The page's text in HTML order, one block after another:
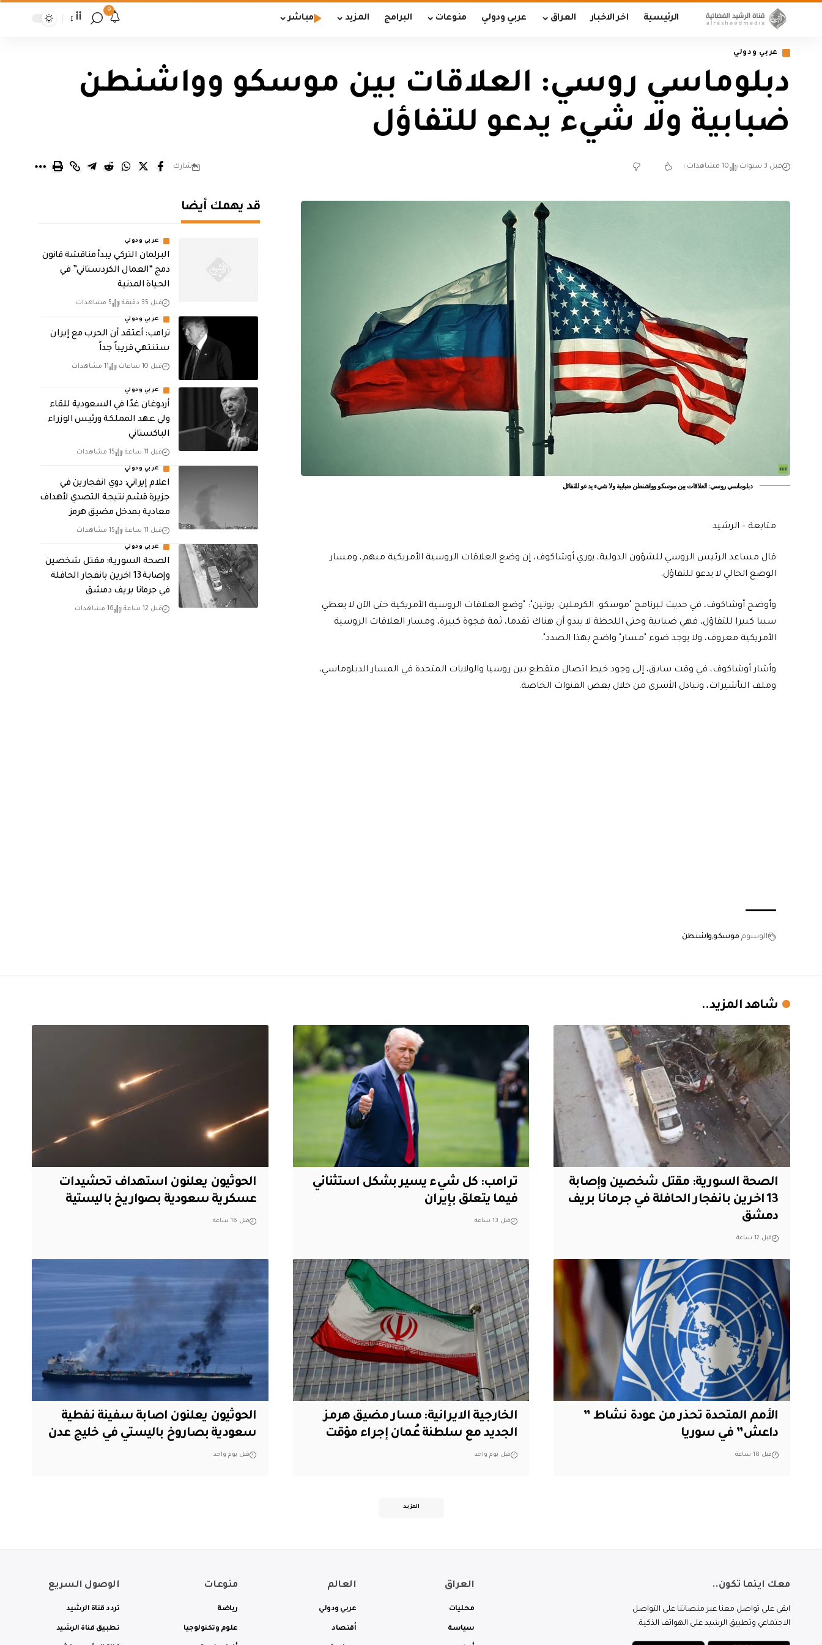
الرئيسية اخر الاخبار العراق عربي ودولي منوعات البرامج المزيد مباشر
9
أأ
عربي ودولي
دبلوماسي روسي: العلاقات بين موسكو وواشنطن
ضبابية ولا شيء يدعو للتفاؤل
قبل 3 سنوات 10 مشاهدات شارك
دبلوماسي روسي: العلاقات بين موسكو وواشنطن ضبابية ولا شيء يدعو للتفائل
متابعة – الرشيد
قال مساعد الرئيس الروسي للشؤون الدولية، يوري أوشاكوف، إن وضع العلاقات الروسية الأمريكية مبهم، ومسار
الوضع الحالي لا يدعو للتفاؤل.
وأوضح أوشاكوف، في حديث لبرنامج "موسكو. الكرملين. بوتين": "وضع العلاقات الروسية الأمريكية حتى الآن لا يعطي
سببا كبيرا للتفاؤل، فهي ضبابية وحتى اللحظة لا يبدو أن هناك تقدما، ثمة فجوة كبيرة، ومسار العلاقات الروسية
الأمريكية معروف، ولا يوجد ضوء "مسار" واضح بهذا الصدد".
وأشار أوشاكوف، في وقت سابق، إلى وجود خيط اتصال متقطع بين روسيا والولايات المتحدة في المسار الدبلوماسي،
وملف التأشيرات، وتبادل الأسرى من خلال بعض القنوات الخاصة.
الوسوم موسكو واشنطن
قد يهمك أيضا
عربي ودولي
البرلمان التركي يبدأ مناقشة قانون
دمج “العمال الكردستاني” في
الحياة المدنية
قبل 35 دقيقة 5 مشاهدات
عربي ودولي
‏ترامب: أعتقد أن الحرب مع إيران
ستنتهي قريباً جداً
قبل 10 ساعات 11 مشاهدات
عربي ودولي
أردوغان غدًا في السعودية للقاء
ولي عهد المملكة ورئيس الوزراء
الباكستاني
قبل 11 ساعة 15 مشاهدات
عربي ودولي
اعلام إيراني: دوي انفجارين في
جزيرة قشم نتيجة التصدي لأهداف
معادية بمدخل مضيق هرمز
قبل 11 ساعة 15 مشاهدات
عربي ودولي
الصحة السورية: مقتل شخصين
وإصابة 13 اخرين بانفجار الحافلة
في جرمانا بريف دمشق
قبل 12 ساعة 16 مشاهدات
شاهد المزيد..
الصحة السورية: مقتل شخصين وإصابة
13 اخرين بانفجار الحافلة في جرمانا بريف
دمشق
قبل 12 ساعة
ترامب: كل شيء يسير بشكل استثنائي
فيما يتعلق بإيران
قبل 13 ساعة
الحوثيون يعلنون استهداف تحشيدات
عسكرية سعودية بصواريخ باليستية
قبل 16 ساعة
الأمم المتحدة تحذر من عودة نشاط ”
داعش” في سوريا
قبل 18 ساعة
الخارجية الايرانية: مسار مضيق هرمز
الجديد مع سلطنة عُمان إجراء مؤقت
قبل يوم واحد
الحوثيون يعلنون اصابة سفينة نفطية
سعودية بصاروخ باليستي في خليج عدن
قبل يوم واحد
المزيد
معك اينما تكون..
ابقى على تواصل معنا عبر منصاتنا على التواصل
الاجتماعي وتطبيق الرشيد على الهواتف الذكية.
العراق
محليات
سياسة
العالم
عربي ودولي
أقتصاد
منوعات
رياضة
علوم وتكنولوجيا
الوصول السريع
تردد قناة الرشيد
تطبيق قناة الرشيد